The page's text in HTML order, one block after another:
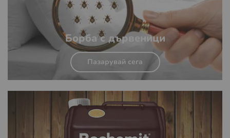
Борба с дървеници
Пазарувай сега